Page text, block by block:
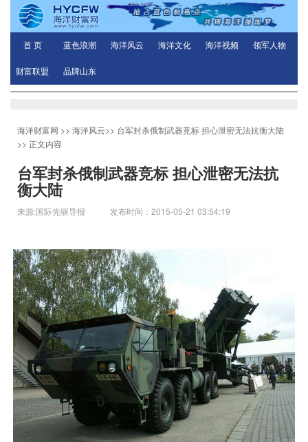
首 页 蓝色浪潮 海洋风云 海洋文化 海洋视频 领军人物
财富联盟 品牌山东
海洋财富网 >> 海洋风云>> 台军封杀俄制武器竞标 担心泄密无法抗衡大陆
>> 正文内容
台军封杀俄制武器竞标 担心泄密无法抗
衡大陆
来源:国际先驱导报 发布时间：2015-05-21 03:54:19